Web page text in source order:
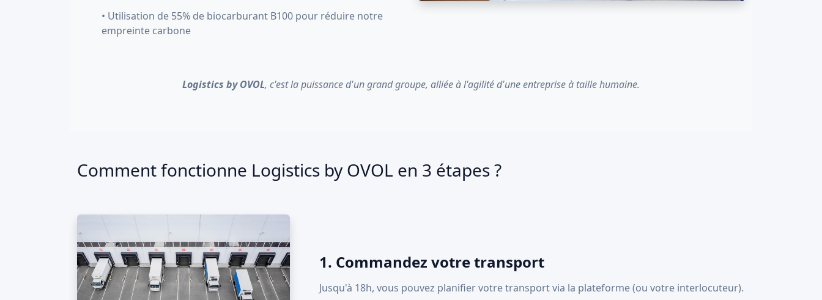
• Utilisation de 55% de biocarburant B100 pour réduire notre
empreinte carbone
Logistics by OVOL, c'est la puissance d'un grand groupe, alliée à l'agilité d'une entreprise à taille humaine.
Comment fonctionne Logistics by OVOL en 3 étapes ?
1. Commandez votre transport
Jusqu'à 18h, vous pouvez planifier votre transport via la plateforme (ou votre interlocuteur).